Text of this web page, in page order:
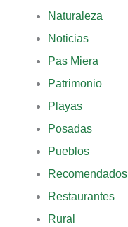
Naturaleza
Noticias
Pas Miera
Patrimonio
Playas
Posadas
Pueblos
Recomendados
Restaurantes
Rural